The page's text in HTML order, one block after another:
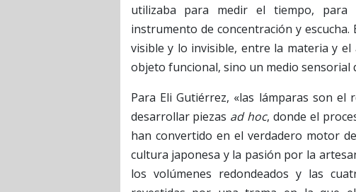
utilizaba para medir el tiempo, para
instrumento de concentración y escucha.
visible y lo invisible, entre la materia y
objeto funcional, sino un medio sensorial
Para Eli Gutiérrez, «las lámparas son
desarrollar piezas ad hoc, donde el
han convertido en el verdadero motor
cultura japonesa y la pasión por la
los volúmenes redondeados y las